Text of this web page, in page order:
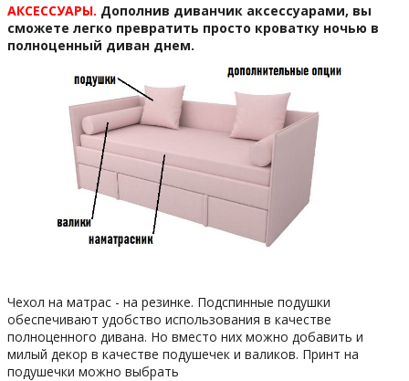
АКСЕССУАРЫ. Дополнив диванчик аксессуарами, вы
сможете легко превратить просто кроватку ночью в
полноценный диван днем.
Чехол на матрас - на резинке. Подспинные подушки
обеспечивают удобство использования в качестве
полноценного дивана. Но вместо них можно добавить и
милый декор в качестве подушечек и валиков. Принт на
подушечки можно выбрать